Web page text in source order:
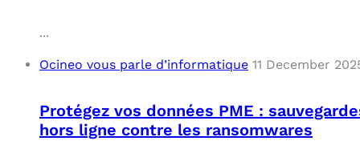
...
Ocineo vous parle d’informatique 11 December
Protégez vos données PME :
hors ligne contre les ransomwares